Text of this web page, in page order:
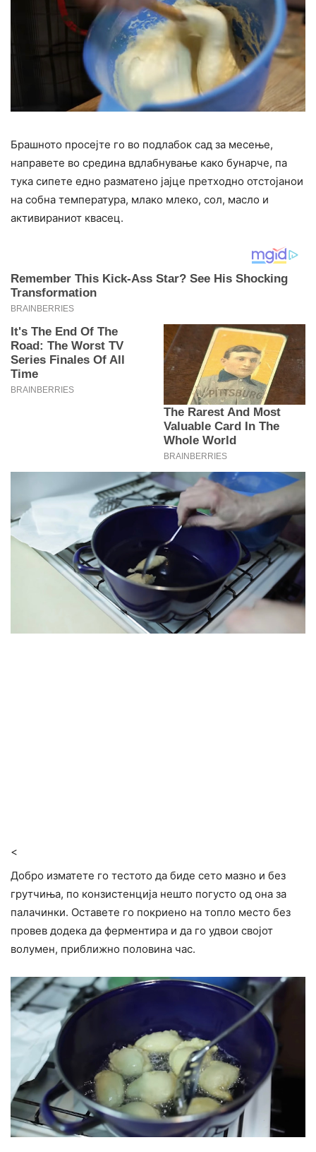
Брашното просејте го во подлабок сад за месење,
направете во средина вдлабнување како бунарче, па
тука сипете едно разматено јајце претходно отстојанои
на собна температура, млако млеко, сол, масло и
активираниот квасец.
<
Добро изматете го тестото да биде сето мазно и без
грутчиња, по конзистенција нешто погусто од она за
палачинки. Оставете го покриено на топло место без
провев додека да ферментира и да го удвои својот
волумен, приближно половина час.